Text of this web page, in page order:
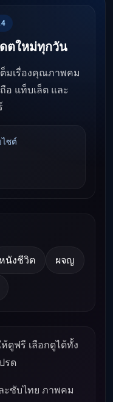
ตใหม่ทุกวัน
มเรื่องคุณภาพคม
อ แท็บเล็ต และ
ซต์
นังชีวิต ผจญ
ดูฟรี เลือกดูได้ทั้ง
รด
ะซับไทย ภาพคม